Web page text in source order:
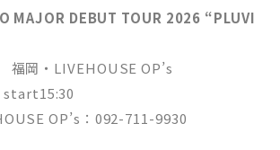
MAJOR DEBUT TOUR 2026 “PLUVI
岡・LIVEHOUSE OP’s
OP’s：092-711-9930